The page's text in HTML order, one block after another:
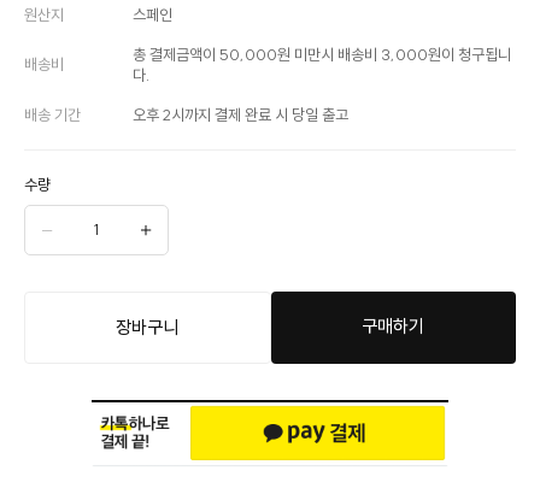
원산지 스페인
배송비
총 결제금액이 50,000원 미만시 배송비 3,000원이 청구됩니
다.
배송 기간 오후 2시까지 결제 완료 시 당일 출고
수량
장바구니 구매하기